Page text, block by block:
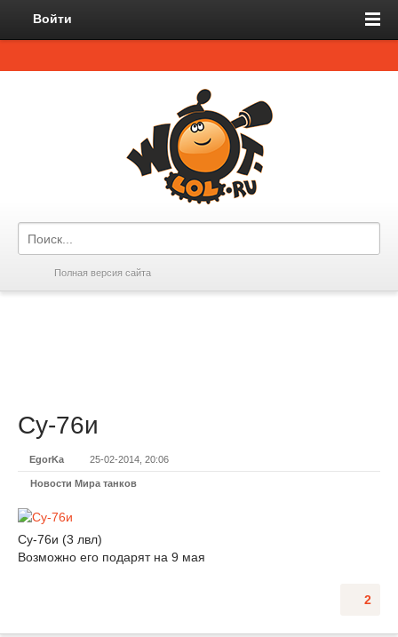
Войти
Полная версия сайта
Су-76и
EgorKa 25-02-2014, 20:06
Новости Мира танков
Су-76и (3 лвл)
Возможно его подарят на 9 мая
2